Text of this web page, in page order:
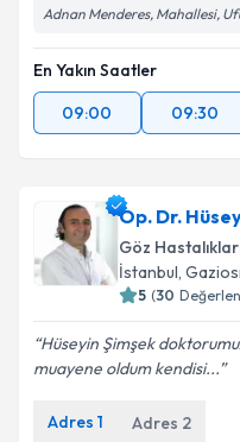
Adnan Menderes, Mahallesi,
En Yakın Saatler
09:00
09:30
Op. Dr.
Göz
İstanbul,
5 (30
Hüseyin Şimşek
muayene oldum kendisi...
Adres 1 Adres 2